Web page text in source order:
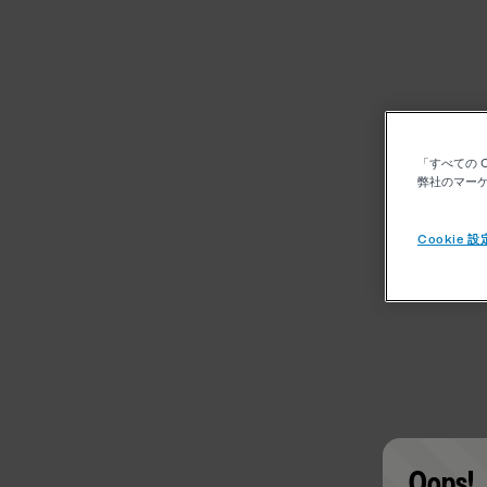
「すべての
弊社のマー
Cookie 設